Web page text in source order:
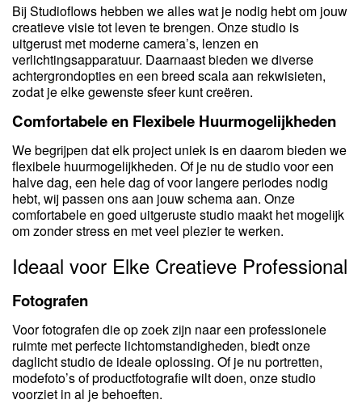
Bij Studioflows hebben we alles wat je nodig hebt om jouw
creatieve visie tot leven te brengen. Onze studio is
uitgerust met moderne camera’s, lenzen en
verlichtingsapparatuur. Daarnaast bieden we diverse
achtergrondopties en een breed scala aan rekwisieten,
zodat je elke gewenste sfeer kunt creëren.
Comfortabele en Flexibele Huurmogelijkheden
We begrijpen dat elk project uniek is en daarom bieden we
flexibele huurmogelijkheden. Of je nu de studio voor een
halve dag, een hele dag of voor langere periodes nodig
hebt, wij passen ons aan jouw schema aan. Onze
comfortabele en goed uitgeruste studio maakt het mogelijk
om zonder stress en met veel plezier te werken.
Ideaal voor Elke Creatieve Professional
Fotografen
Voor fotografen die op zoek zijn naar een professionele
ruimte met perfecte lichtomstandigheden, biedt onze
daglicht studio de ideale oplossing. Of je nu portretten,
modefoto’s of productfotografie wilt doen, onze studio
voorziet in al je behoeften.